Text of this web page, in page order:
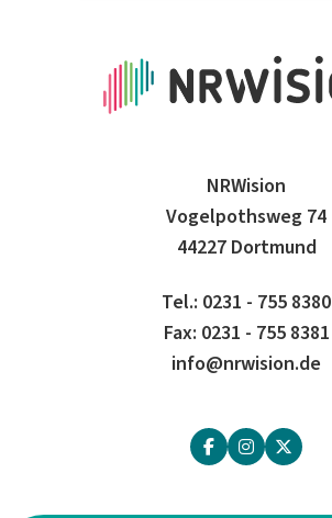
NRWision
Vogelpothsweg 74
44227 Dortmund
Tel.: 0231 - 755 8380
Fax: 0231 - 755 8381
info@nrwision.de